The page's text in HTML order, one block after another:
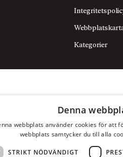
Kategorier
Denna
webbplats använder cookies för att
webbplats samtycker du till alla
STRIKT NÖDVÄNDIGT